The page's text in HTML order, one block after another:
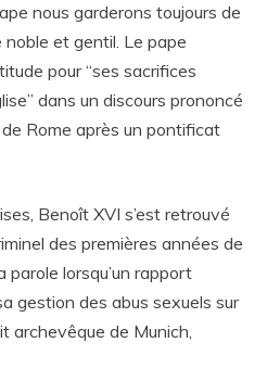
nous garderons toujours de
noble et gentil. Le pape
pour “ses sacrifices
dans un discours prononcé
Rome après un pontificat
Benoît XVI s’est retrouvé
des premières années de
lorsqu’un rapport
gestion des abus sexuels sur
archevêque de Munich,